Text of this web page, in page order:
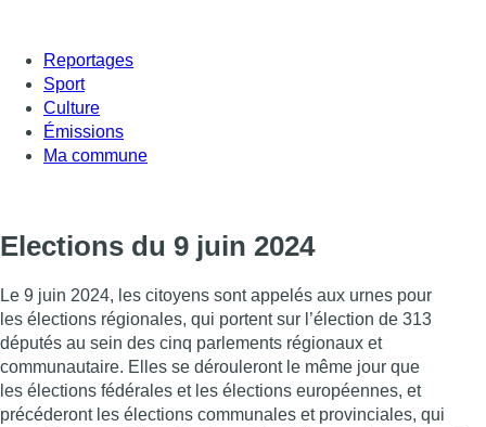
Reportages
Sport
Culture
Émissions
Ma commune
Elections du 9 juin 2024
Le 9 juin 2024, les citoyens sont appelés aux urnes pour
les élections régionales, qui portent sur l’élection de 313
députés au sein des cinq parlements régionaux et
communautaire. Elles se dérouleront le même jour que
les élections fédérales et les élections européennes, et
précéderont les élections communales et provinciales, qui